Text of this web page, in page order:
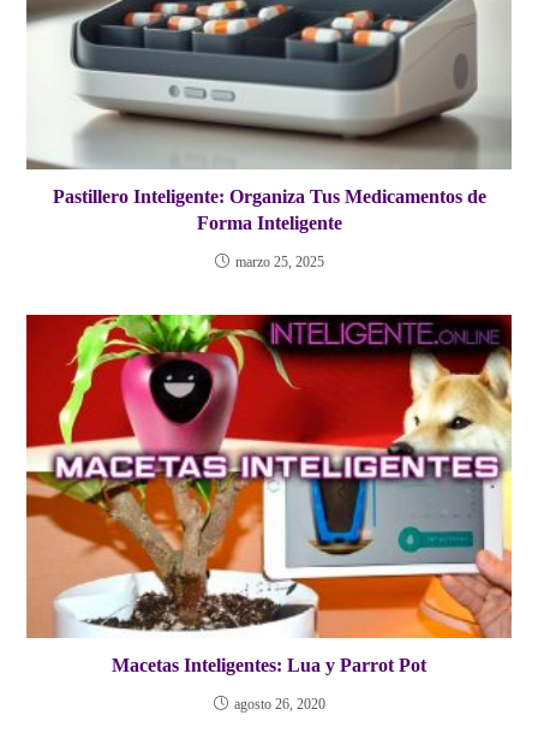
Pastillero Inteligente: Organiza Tus Medicamentos de
Forma Inteligente
marzo 25, 2025
Macetas Inteligentes: Lua y Parrot Pot
agosto 26, 2020